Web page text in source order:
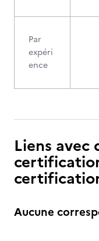
Par
expéri
ence
Liens avec
Aucune